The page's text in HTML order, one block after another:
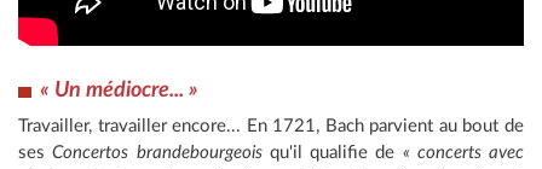
« Un médiocre... »
Travailler, travailler encore... En 1721, Bach parvient au bout de
sesConcertos brandebourgeoisqu'il qualifie de « concerts avec